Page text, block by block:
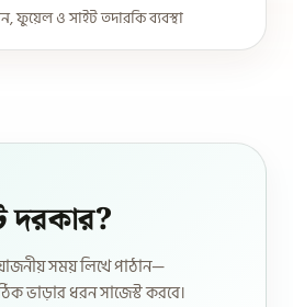
ফুয়েল ও সাইট তদারকি ব্যবস্থা
দরকার?
সময় লিখে পাঠান—
ভাড়ার ধরন সাজেস্ট করবে।